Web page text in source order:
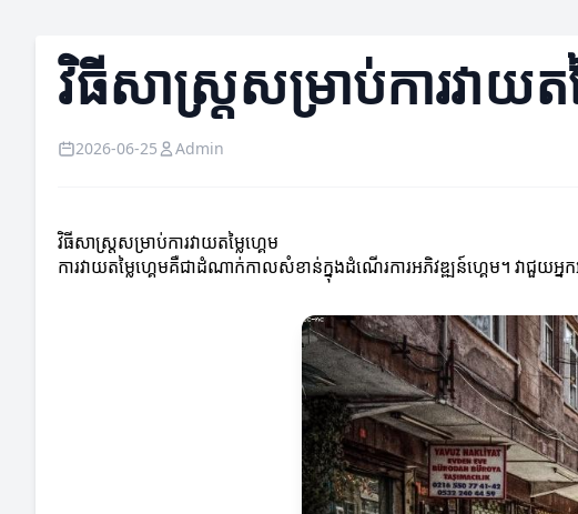
វិធីសាស្ត្រសម្រាប់ការវាយត
2026-06-25 Admin
វិធីសាស្ត្រសម្រាប់ការវាយតម្លៃហ្គេម
ការវាយតម្លៃហ្គេមគឺជាដំណាក់កាលសំខាន់ក្នុងដំណើរការអភិវឌ្ឍន៍ហ្គេម។ វាជួយ